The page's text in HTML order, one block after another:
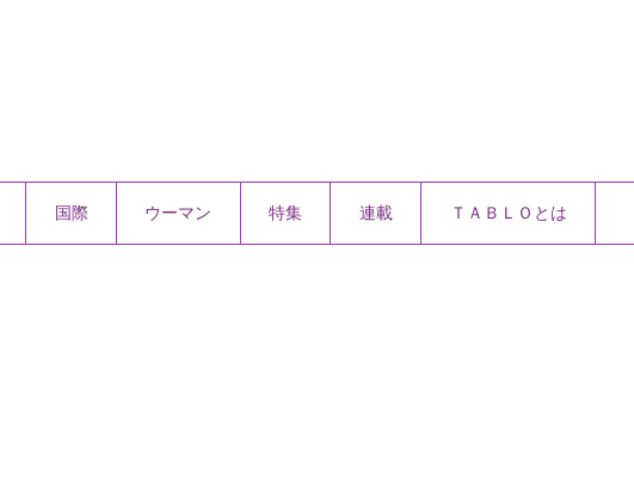
国際 ウーマン 特集 連載 ＴＡＢＬＯとは